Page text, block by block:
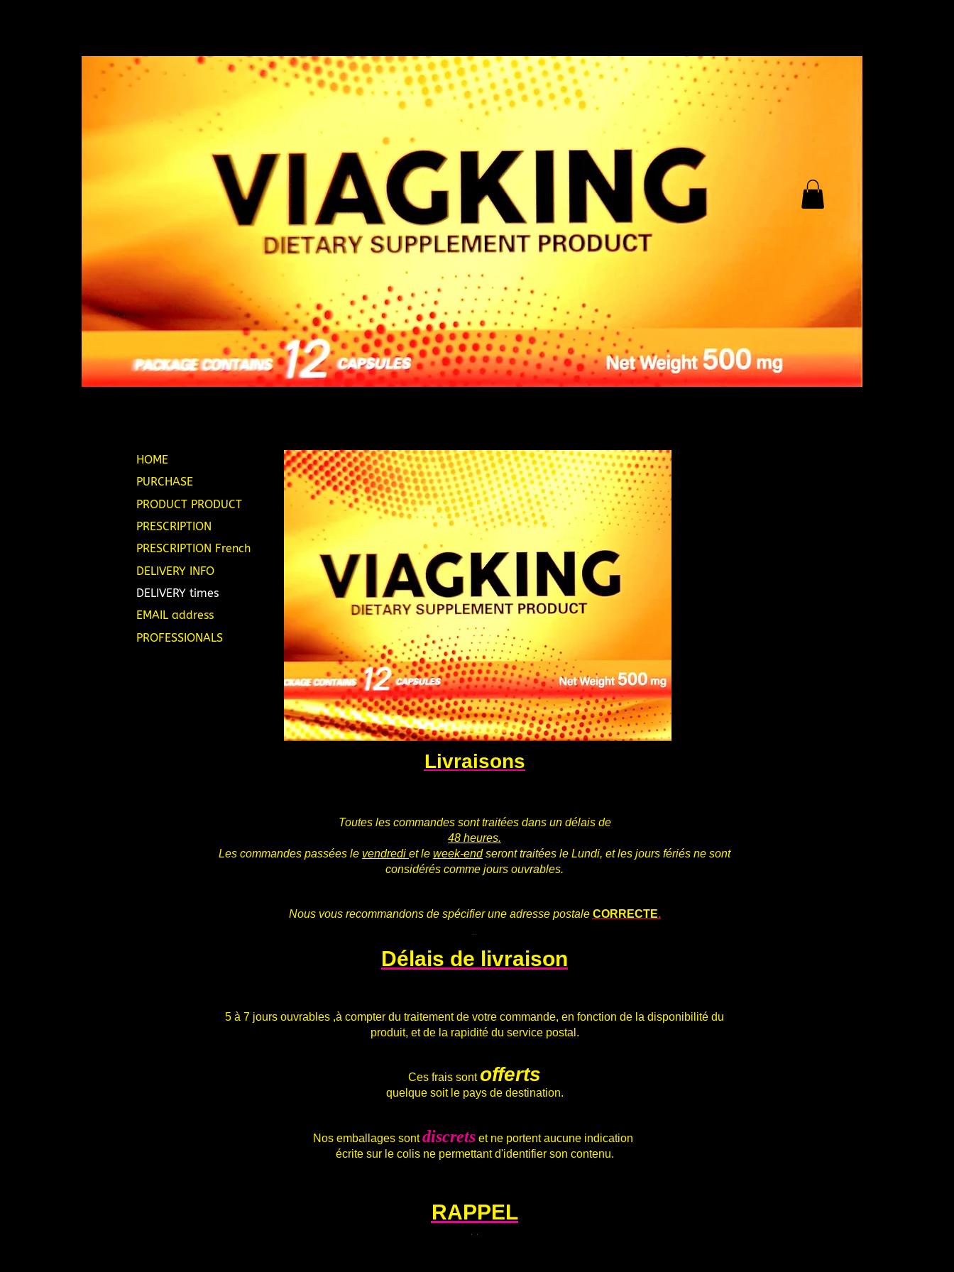
HOME
PURCHASE
PRODUCT PRODUCT
PRESCRIPTION
PRESCRIPTION French
DELIVERY INFO
DELIVERY times
EMAIL address
PROFESSIONALS
Livraisons
Toutes les commandes sont traitées dans un délais de
48 heures.
Les commandes passées le vendredi et le week-endseront traitées le Lundi, et les jours fériés ne sont
considérés comme jours ouvrables.
Nous vous recommandons de spécifier une adresse postale CORRECTE.
Délais de livraison
.
5 à 7 jours ouvrables ,à compter du traitement de votre commande, en fonction de la disponibilité du
produit, et de la rapidité du service postal.
Ces frais sontofferts
quelque soit le pays de destination.
Nos emballages sontdiscrets et ne portent aucune indication
écrite sur le colis ne permettant d'identifier son contenu.
RAPPEL
.